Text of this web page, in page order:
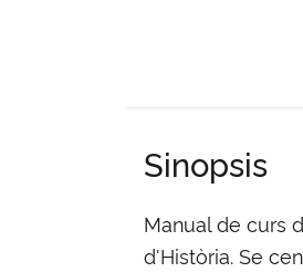
Sinopsis
Manual de curs
d'Història. Se